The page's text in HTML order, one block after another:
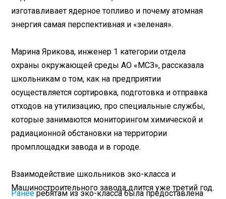
изготавливает ядерное топливо и почему атомная
энергия самая перспективная и «зеленая».
Марина Ярикова, инженер 1 категории отдела
охраны окружающей среды АО «МСЗ», рассказала
школьникам о том, как на предприятии
осуществляется сортировка, подготовка и отправка
отходов на утилизацию, про специальные службы,
которые занимаются мониторингом химической и
радиационной обстановки на территории
промплощадки завода и в городе.
Взаимодействие школьников эко-класса и
Машиностроительного завода длится уже третий год.
Ранееребятам из эко-класса была предоставлена